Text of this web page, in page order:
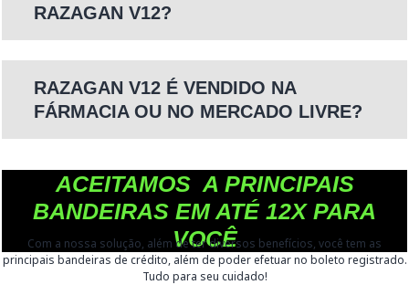
RAZAGAN V12?
RAZAGAN V12 É VENDIDO NA
FÁRMACIA OU NO MERCADO LIVRE?
ACEITAMOS A PRINCIPAIS
BANDEIRAS EM ATÉ 12X PARA
VOCÊ
Com a nossa solução, além de ter diversos benefícios, você tem as
principais bandeiras de crédito, além de poder efetuar no boleto registrado.
Tudo para seu cuidado!